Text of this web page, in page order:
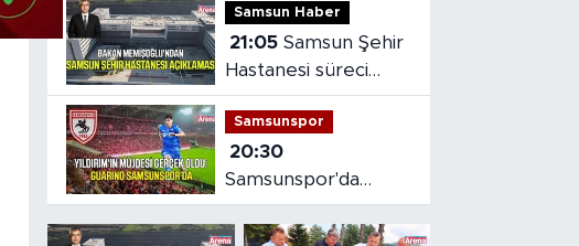
Samsun Haber
21:05 Samsun Şehir
Hastanesi süreci
masaya yatırıldı
Samsunspor
20:30
Samsunspor'da
Gabriele dönemi
başladı